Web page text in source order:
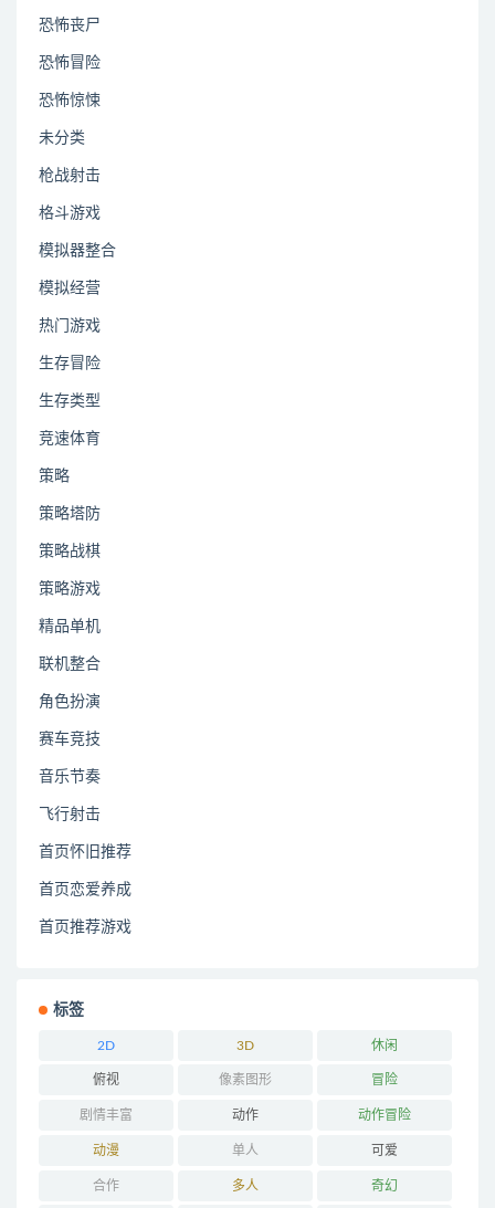
恐怖丧尸
恐怖冒险
恐怖惊悚
未分类
枪战射击
格斗游戏
模拟器整合
模拟经营
热门游戏
生存冒险
生存类型
竞速体育
策略
策略塔防
策略战棋
策略游戏
精品单机
联机整合
角色扮演
赛车竞技
音乐节奏
飞行射击
首页怀旧推荐
首页恋爱养成
首页推荐游戏
标签
2D 3D 休闲
俯视 像素图形 冒险
剧情丰富 动作 动作冒险
动漫 单人 可爱
合作 多人 奇幻